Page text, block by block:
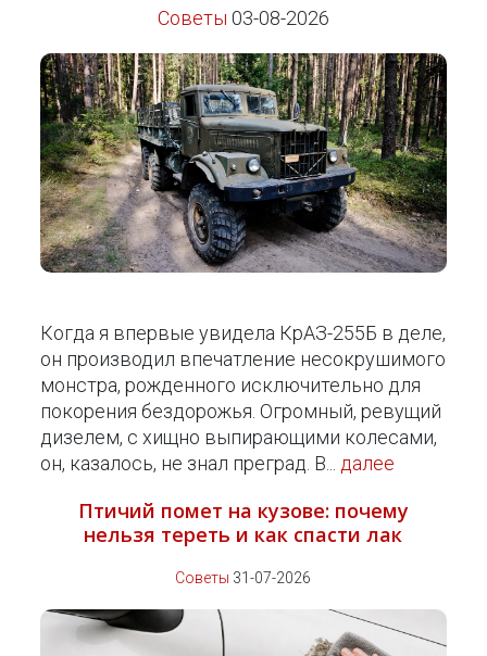
Советы 03-08-2026
Когда я впервые увидела КрАЗ-255Б в деле,
он производил впечатление несокрушимого
монстра, рожденного исключительно для
покорения бездорожья. Огромный, ревущий
дизелем, с хищно выпирающими колесами,
он, казалось, не знал преград. В... далее
Птичий помет на кузове: почему
нельзя тереть и как спасти лак
Советы 31-07-2026